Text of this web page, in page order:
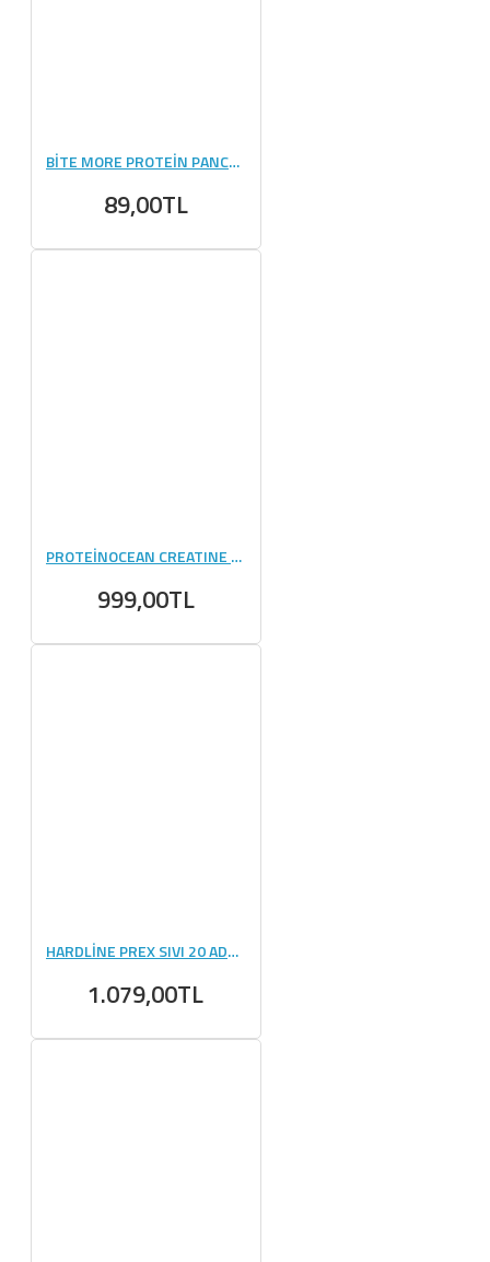
BİTE MORE PROTEİN PANCAKE (50 GR) - 1 ADET
89,00TL
PROTEİNOCEAN CREATINE CREAPURE 250 GR
999,00TL
HARDLİNE PREX SIVI 20 ADET (30 ML)
1.079,00TL